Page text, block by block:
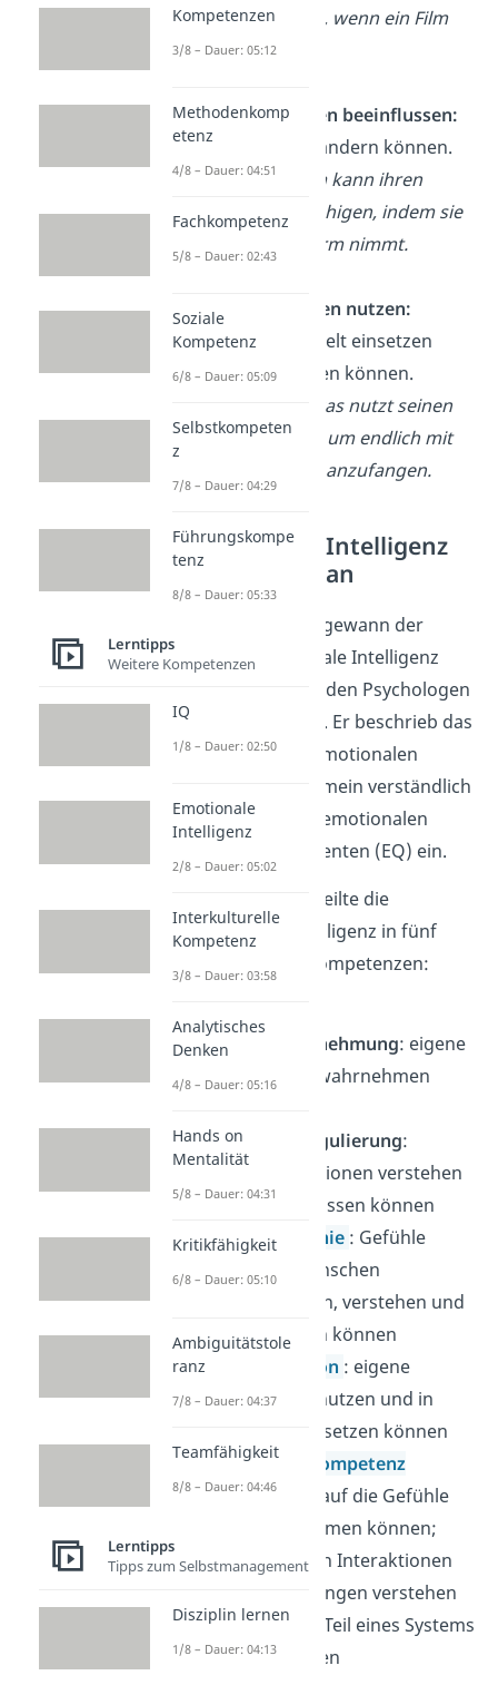
er Angst hat, wenn ein Film
gruselig ist.
🗣Emotionen beeinflussen:
Gefühle verändern können.
Beispiel: Lisa kann ihren
Freund beruhigen, indem sie
ihn in den Arm nimmt.
Emotionen nutzen:
Gefühle gezielt einsetzen
oder auslösen können.
Beispiel: Lukas nutzt seinen
Tatendrang, um endlich mit
dem Lernen anzufangen.
Emotionale Intelligenz
nach Goleman
An Bekanntheit gewann der
Begriff emotionale Intelligenz
erst 1995 durch den Psychologen
Daniel Goleman. Er beschrieb das
Konstrukt der emotionalen
Intelligenz allgemein verständlich
und führte den emotionalen
Intelligenzquotienten (EQ) ein.
Goleman unterteilte die
emotionale Intelligenz in fünf
verschiedene Kompetenzen:
Selbstwahrnehmung: eigene
Emotionen wahrnehmen
🧘‍♀️
Selbstregulierung:
eigene Emotionen verstehen
und beeinflussen können
👁‍🗨Empathie : Gefühle
anderer Menschen
wahrnehmen, verstehen und
beeinflussen können
Motivation : eigene
Emotionen nutzen und in
Handeln umsetzen können
🧩Soziale Kompetenz
: Rücksicht auf die Gefühle
anderer nehmen können;
Emotionen in Interaktionen
und Beziehungen verstehen
und sich als Teil eines Systems
sehen können
Kompetenzen
3/8 – Dauer: 05:12
Methodenkomp
etenz
4/8 – Dauer: 04:51
Fachkompetenz
5/8 – Dauer: 02:43
Soziale
Kompetenz
6/8 – Dauer: 05:09
Selbstkompeten
z
7/8 – Dauer: 04:29
Führungskompe
tenz
8/8 – Dauer: 05:33
Lerntipps
Weitere Kompetenzen
IQ
1/8 – Dauer: 02:50
Emotionale
Intelligenz
2/8 – Dauer: 05:02
Interkulturelle
Kompetenz
3/8 – Dauer: 03:58
Analytisches
Denken
4/8 – Dauer: 05:16
Hands on
Mentalität
5/8 – Dauer: 04:31
Kritikfähigkeit
6/8 – Dauer: 05:10
Ambiguitätstole
ranz
7/8 – Dauer: 04:37
Teamfähigkeit
8/8 – Dauer: 04:46
Lerntipps
Tipps zum Selbstmanagement
Disziplin lernen
1/8 – Dauer: 04:13